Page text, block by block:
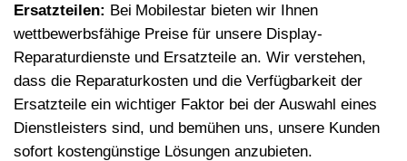
Ersatzteilen: Bei Mobilestar bieten wir Ihnen
wettbewerbsfähige Preise für unsere Display-
Reparaturdienste und Ersatzteile an. Wir verstehen,
dass die Reparaturkosten und die Verfügbarkeit der
Ersatzteile ein wichtiger Faktor bei der Auswahl eines
Dienstleisters sind, und bemühen uns, unsere Kunden
sofort kostengünstige Lösungen anzubieten.